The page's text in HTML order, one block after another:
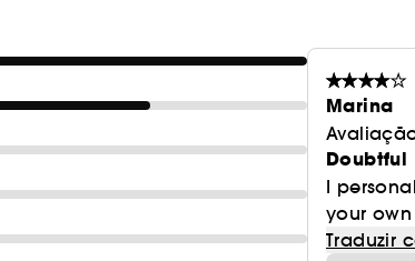
O cartão da caixa provém de florestas
- Pega fácil e aplicação sem esforço
Vegan :Produtos fabricados com
Marina
Doubtful
I
your
Traduzir